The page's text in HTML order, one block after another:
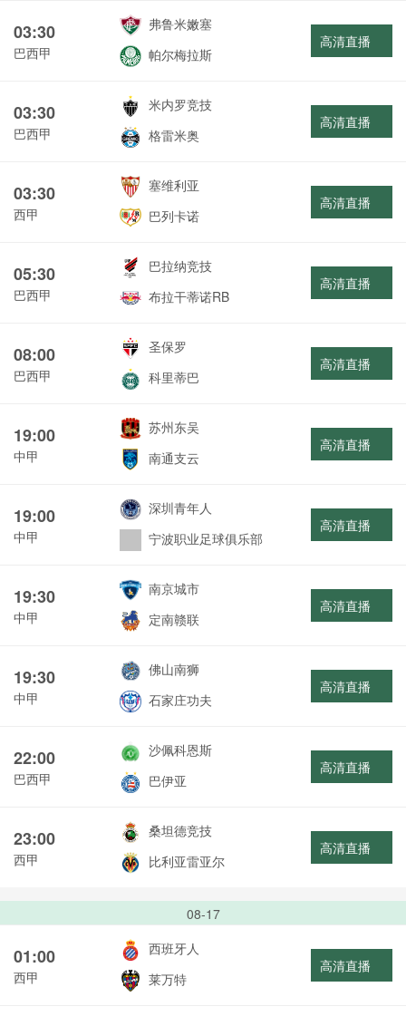
03:30
巴西甲
弗鲁米嫩塞
帕尔梅拉斯
高清直播
03:30
巴西甲
米内罗竞技
格雷米奥
高清直播
03:30
西甲
塞维利亚
巴列卡诺
高清直播
05:30
巴西甲
巴拉纳竞技
布拉干蒂诺RB
高清直播
08:00
巴西甲
圣保罗
科里蒂巴
高清直播
19:00
中甲
苏州东吴
南通支云
高清直播
19:00
中甲
深圳青年人
宁波职业足球俱乐部
高清直播
19:30
中甲
南京城市
定南赣联
高清直播
19:30
中甲
佛山南狮
石家庄功夫
高清直播
22:00
巴西甲
沙佩科恩斯
巴伊亚
高清直播
23:00
西甲
桑坦德竞技
比利亚雷亚尔
高清直播
08-17
01:00
西甲
西班牙人
莱万特
高清直播